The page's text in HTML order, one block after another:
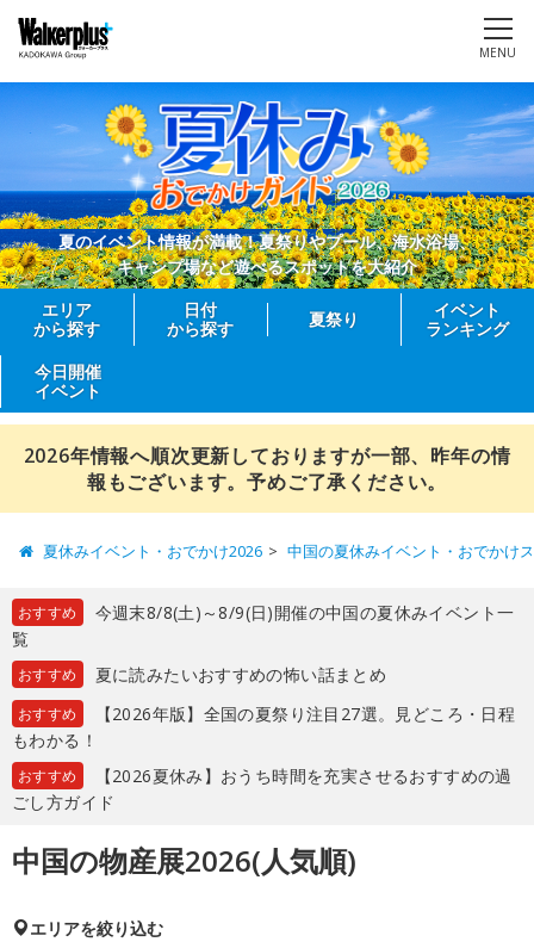
MENU
夏のイベント情報が満載！夏祭りやプール、海水浴場、
キャンプ場など遊べるスポットを大紹介
エリア
から探す
日付
から探す
夏祭り
イベント
ランキング
今日開催
イベント
2026年情報へ順次更新しておりますが一部、昨年の情
報もございます。予めご了承ください。
夏休みイベント・おでかけ2026 中国の夏休みイベント・おでかけ
おすすめ
今週末8/8(土)～8/9(日)開催の中国の夏休みイベント一
覧
おすすめ 夏に読みたいおすすめの怖い話まとめ
おすすめ
【2026年版】全国の夏祭り注目27選。見どころ・日程
もわかる！
おすすめ
【2026夏休み】おうち時間を充実させるおすすめの過
ごし方ガイド
中国の物産展2026(人気順)
エリアを絞り込む